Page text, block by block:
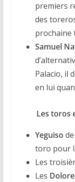
premiers
des
prochaine
Samuel
Palacio, il
en lui
Les toros
Yeguiso
toro pour
Les
Les